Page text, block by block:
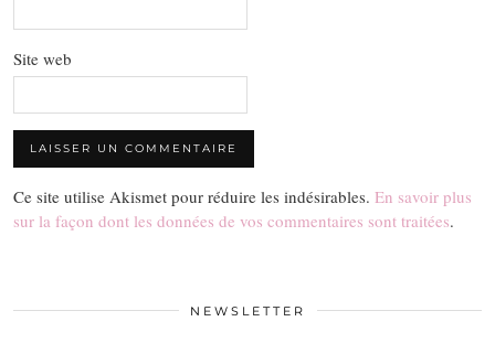
Site web
Ce site utilise Akismet pour réduire les indésirables. En savoir plus
sur la façon dont les données de vos commentaires sont traitées.
NEWSLETTER